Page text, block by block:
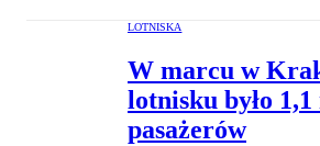
LOTNISKA
W marcu w
lotnisku było
pasażerów